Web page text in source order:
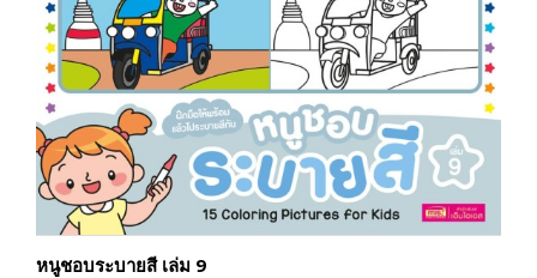
หนูชอบระบายสี เล่ม 9